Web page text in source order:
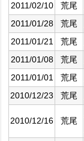
2011/02/10
荒尾
2011/01/28
荒尾
2011/01/21
荒尾
2011/01/08
荒尾
2011/01/01
荒尾
2010/12/23
荒尾
2010/12/16 荒尾